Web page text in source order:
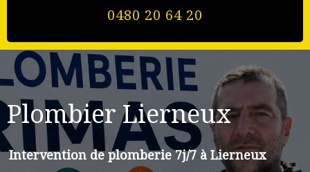
0480 20 64 20
Plombier Lierneux
Intervention de plomberie 7j/7 à Lierneux